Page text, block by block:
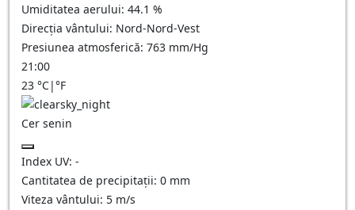
Umiditatea aerului: 44.1 %
Direcția vântului: Nord-Nord-Vest
Presiunea atmosferică: 763 mm/Hg
21:00
23 °C|°F
Cer senin
Index UV: -
Cantitatea de precipitații: 0 mm
Viteza vântului: 5 m/s